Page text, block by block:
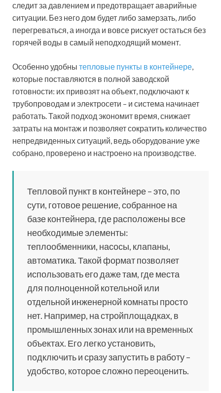
следит за давлением и предотвращает аварийные
ситуации. Без него дом будет либо замерзать, либо
перегреваться, а иногда и вовсе рискует остаться без
горячей воды в самый неподходящий момент.
Особенно удобны тепловые пункты в контейнере,
которые поставляются в полной заводской
готовности: их привозят на объект, подключают к
трубопроводам и электросети – и система начинает
работать. Такой подход экономит время, снижает
затраты на монтаж и позволяет сократить количество
непредвиденных ситуаций, ведь оборудование уже
собрано, проверено и настроено на производстве.
Тепловой пункт в контейнере – это, по
сути, готовое решение, собранное на
базе контейнера, где расположены все
необходимые элементы:
теплообменники, насосы, клапаны,
автоматика. Такой формат позволяет
использовать его даже там, где места
для полноценной котельной или
отдельной инженерной комнаты просто
нет. Например, на стройплощадках, в
промышленных зонах или на временных
объектах. Его легко установить,
подключить и сразу запустить в работу –
удобство, которое сложно переоценить.